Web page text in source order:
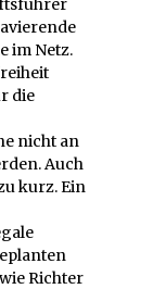
im Netz.
die
nicht an
Auch
kurz. Ein
Richter